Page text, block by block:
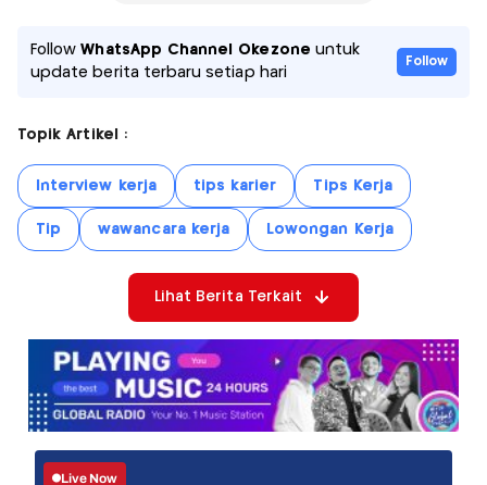
FollowWhatsApp Channel Okezone untuk
update berita terbaru setiap hari
Follow
Topik Artikel :
Interview kerja tips karier Tips Kerja
Tip wawancara kerja Lowongan Kerja
Lihat Berita Terkait
Live Now